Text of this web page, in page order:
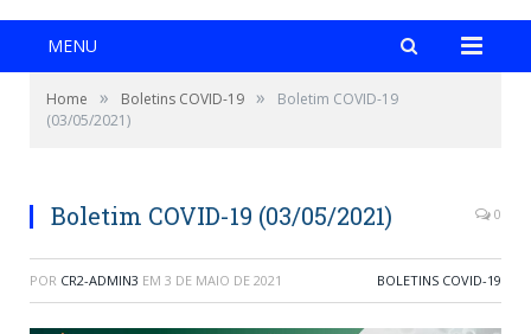
MENU
Home » Boletins COVID-19 »
Boletim COVID-19
(03/05/2021)
Boletim COVID-19 (03/05/2021) 0
POR CR2-ADMIN3 EM 3 DE MAIO DE 2021 BOLETINS COVID-19